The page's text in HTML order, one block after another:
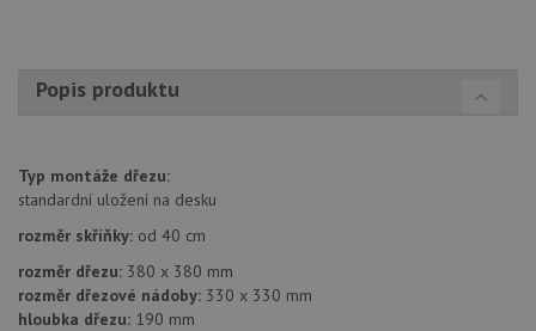
Popis produktu
Typ montáže dřezu:
standardní uložení na desku
rozměr skříňky: od 40 cm
rozměr dřezu: 380 x 380 mm
rozměr dřezové nádoby: 330 x 330 mm
hloubka dřezu: 190 mm